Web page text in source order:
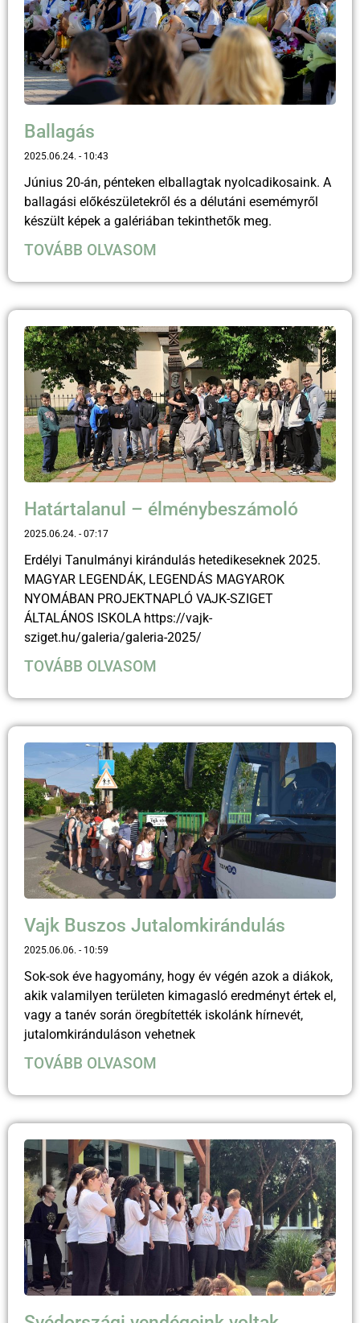
Ballagás
2025.06.24. 10:43
Június 20-án, pénteken elballagtak nyolcadikosaink. A
ballagási előkészületekről és a délutáni esemémyről
készült képek a galériában tekinthetők meg.
TOVÁBB OLVASOM
Határtalanul – élménybeszámoló
2025.06.24. 07:17
Erdélyi Tanulmányi kirándulás hetedikeseknek 2025.
MAGYAR LEGENDÁK, LEGENDÁS MAGYAROK
NYOMÁBAN PROJEKTNAPLÓ VAJK-SZIGET
ÁLTALÁNOS ISKOLA https://vajk-
sziget.hu/galeria/galeria-2025/
TOVÁBB OLVASOM
Vajk Buszos Jutalomkirándulás
2025.06.06. 10:59
Sok-sok éve hagyomány, hogy év végén azok a diákok,
akik valamilyen területen kimagasló eredményt értek el,
vagy a tanév során öregbítették iskolánk hírnevét,
jutalomkiránduláson vehetnek
TOVÁBB OLVASOM